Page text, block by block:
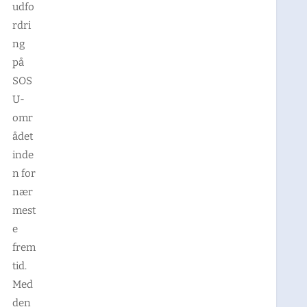
udfo
rdri
ng
på
SOS
U-
omr
ådet
inde
n for
nær
mest
e
frem
tid.
Med
den